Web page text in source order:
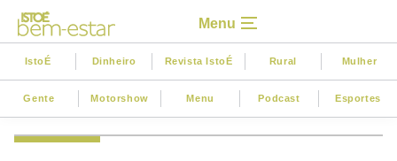
Menu
IstoÉ Dinheiro Revista IstoÉ Rural Mulher
Gente Motorshow Menu Podcast Esportes